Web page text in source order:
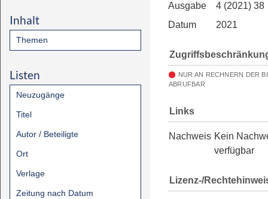
Inhalt
Themen
Listen
Neuzugänge
Titel
Autor / Beteiligte
Ort
Verlage
Zeitung nach Datum
Ausgabe
4 (2021) 38
Datum
2021
NUR AN RECHNERN DER
ABRUFBAR
Links
Nachweis Kein
verfügbar
Lizenz-/